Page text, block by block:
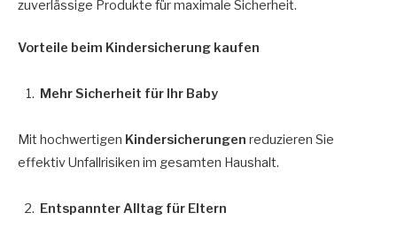
zuverlässige Produkte für maximale Sicherheit.
Vorteile beim Kindersicherung kaufen
Mehr Sicherheit für Ihr Baby
Mit hochwertigen Kindersicherungen reduzieren Sie
effektiv Unfallrisiken im gesamten Haushalt.
Entspannter Alltag für Eltern